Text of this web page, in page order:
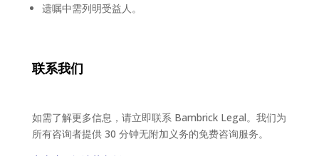
遗嘱中需列明受益人。
联系我们
如需了解更多信息，请立即联系 Bambrick Legal。我们为
所有咨询者提供 30 分钟无附加义务的免费咨询服务。